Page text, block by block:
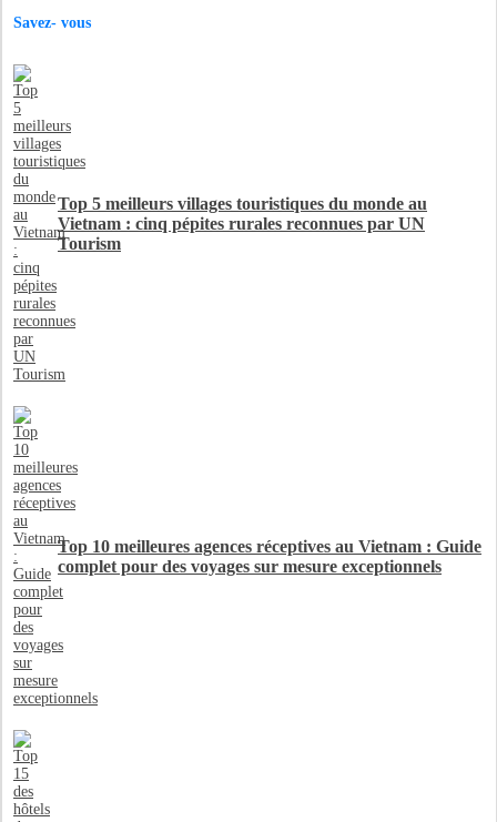
Savez- vous
Top 5 meilleurs villages touristiques du monde au
Vietnam : cinq pépites rurales reconnues par UN
Tourism
Top 10 meilleures agences réceptives au Vietnam : Guide
complet pour des voyages sur mesure exceptionnels